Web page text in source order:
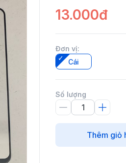
13.000đ
Đơn vị:
Cái
Số lượng
Thêm giỏ